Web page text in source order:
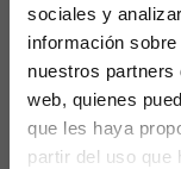
sociales y
información
nuestros
web, quienes
que les haya
partir del uso que
La solidez de
Los rojillos han
temporada, con
Oroz
sido